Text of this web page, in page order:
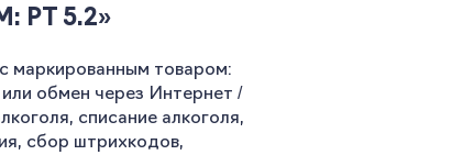
РТ 5.2»
товаром:
обмен через Интернет /
списание алкоголя,
сбор штрихкодов,